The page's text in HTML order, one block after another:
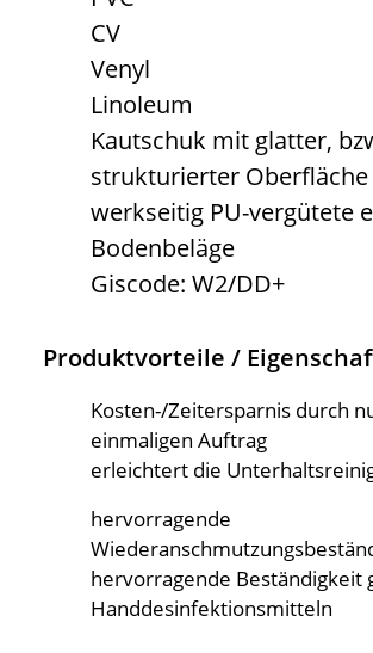
CV
Venyl
Linoleum
Kautschuk mit glatter,
strukturierter Oberfläche
werkseitig PU-vergütete
Bodenbeläge
Giscode: W2/DD+
Produktvorteile /
Kosten-/Zeitersparnis durch
einmaligen Auftrag
erleichtert die
hervorragende
hervorragende Beständigkeit
Handdesinfektionsmitteln